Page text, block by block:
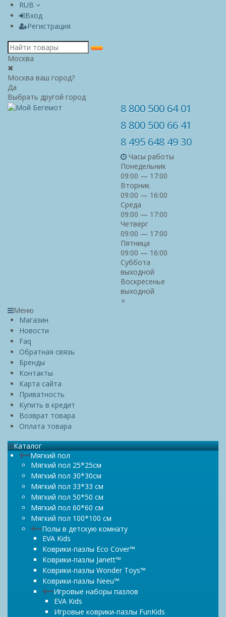
RUB
Вход
Регистрация
Москва
✖
Москва ваш город?
Да
Выбрать другой город
8 800 500 64 01
8 800 500 66 41
8 495 648 49 30
Часы работы
Понедельник
09:00 — 17:00
Вторник
09:00 — 16:00
Среда
09:00 — 17:00
Четверг
09:00 — 17:00
Пятница
09:00 — 16:00
Суббота
выходной
Воскресенье
выходной
×
Меню
Магазин
Новости
Faq
Обратная связь
Бренды
Контакты
Карта сайта
Приватность
Купить в кредит
Возврат товара
Оплата товара
Каталог
Мягкий пол
Мягкий пол 25*25см
Мягкий пол 30*30см
Мягкий пол 33*33 см
Мягкий пол 50*50 см
Мягкий пол 60*60 см
Мягкий пол 100*100 см
Полы в детскую комнату
EVA Kids
Коврики-пазлы Eco Cover™
Коврики-пазлы Janett™
Коврики-пазлы Wonder Toys™
Коврики-пазлы Neeu™
Игровые наборы пазлов
EVA Kids
Игровые коврики-пазлы FunKids